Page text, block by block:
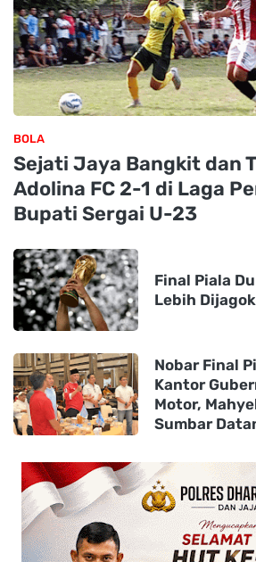
BOLA
Sejati Jaya Bangkit dan
Adolina FC 2-1 di Laga
Bupati Sergai U-23
Final Piala
Lebih
Nobar Final
Kantor
Motor,
Sumbar